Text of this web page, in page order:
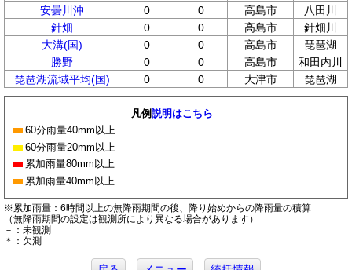
安曇川沖
0 0 高島市
八田川
針畑
0 0 高島市
針畑川
大溝(国)
0 0 高島市
琵琶湖
勝野
0 0 高島市
和田内川
琵琶湖流域平均(国)
0 0 大津市 琵琶湖
凡例説明はこちら
60分雨量40mm以上
60分雨量20mm以上
累加雨量80mm以上
累加雨量40mm以上
※累加雨量：6時間以上の無降雨期間の後、降り始めからの降雨量の積算
（無降雨期間の設定は観測所により異なる場合があります）
－：未観測
＊：欠測